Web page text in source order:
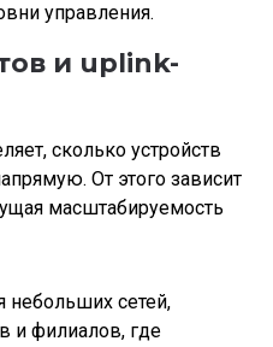
управления.
и uplink-
сколько устройств
От этого зависит
масштабируемость
небольших сетей,
и филиалов, где